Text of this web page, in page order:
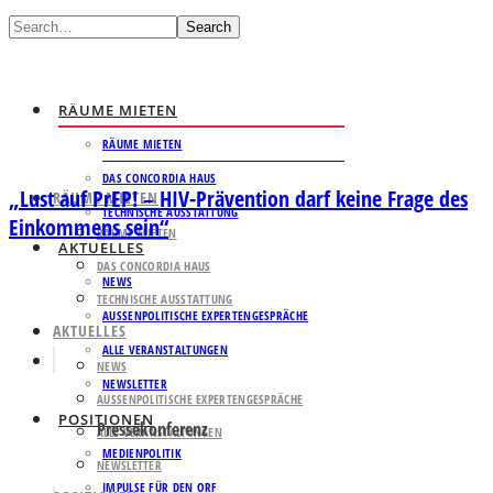
Search
RÄUME MIETEN
RÄUME MIETEN
DAS CONCORDIA HAUS
TECHNISCHE AUSSTATTUNG
AKTUELLES
NEWS
AUSSENPOLITISCHE EXPERTENGESPRÄCHE
ALLE VERANSTALTUNGEN
NEWSLETTER
POSITIONEN
MEDIENPOLITIK
IMPULSE FÜR DEN ORF
RÄUME MIETEN
RÄUME MIETEN
DAS CONCORDIA HAUS
TECHNISCHE AUSSTATTUNG
AKTUELLES
NEWS
AUSSENPOLITISCHE EXPERTENGESPRÄCHE
ALLE VERANSTALTUNGEN
NEWSLETTER
„Lust auf PrEP! – HIV-Prävention darf keine Frage des
Einkommens sein“
Pressekonferenz